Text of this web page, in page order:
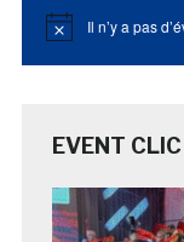
Notice Il n’y a pas
EVENT CLIC